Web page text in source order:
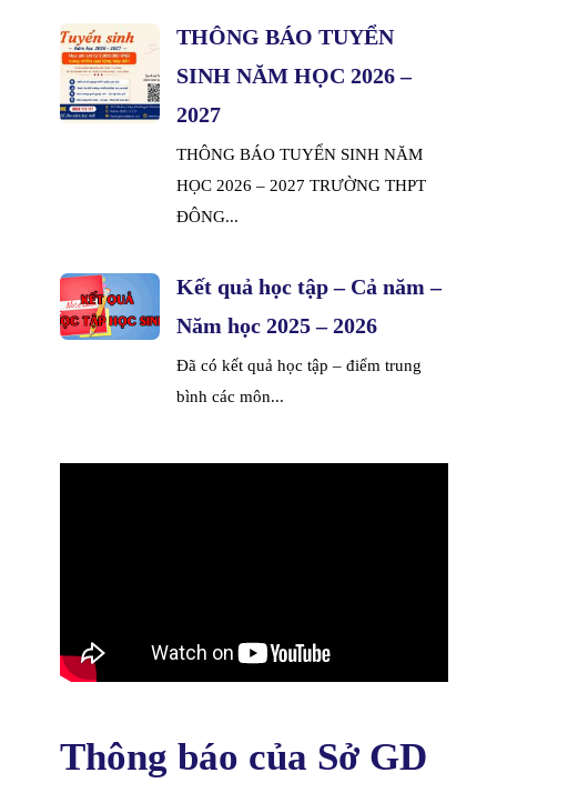
THÔNG BÁO TUYỂN
SINH NĂM HỌC 2026 –
2027
THÔNG BÁO TUYỂN SINH NĂM
HỌC 2026 – 2027 TRƯỜNG THPT
ĐÔNG...
Kết quả học tập – Cả năm –
Năm học 2025 – 2026
Đã có kết quả học tập – điểm trung
bình các môn...
Thông báo của Sở GD